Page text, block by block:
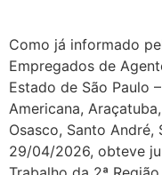
Como já informado
Empregados de
Estado de São Paulo
Americana,
Osasco, Santo André,
29/04/2026, obteve